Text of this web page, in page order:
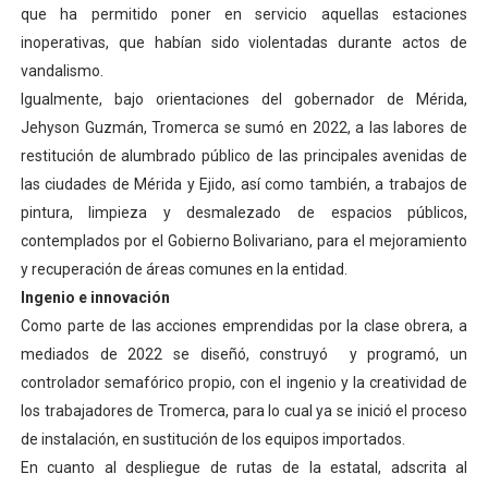
que ha permitido poner en servicio aquellas estaciones
inoperativas, que habían sido violentadas durante actos de
vandalismo.
Igualmente, bajo orientaciones del gobernador de Mérida,
Jehyson Guzmán, Tromerca se sumó en 2022, a las labores de
restitución de alumbrado público de las principales avenidas de
las ciudades de Mérida y Ejido, así como también, a trabajos de
pintura, limpieza y desmalezado de espacios públicos,
contemplados por el Gobierno Bolivariano, para el mejoramiento
y recuperación de áreas comunes en la entidad.
Ingenio e innovación
Como parte de las acciones emprendidas por la clase obrera, a
mediados de 2022 se diseñó, construyó y programó, un
controlador semafórico propio, con el ingenio y la creatividad de
los trabajadores de Tromerca, para lo cual ya se inició el proceso
de instalación, en sustitución de los equipos importados.
En cuanto al despliegue de rutas de la estatal, adscrita al